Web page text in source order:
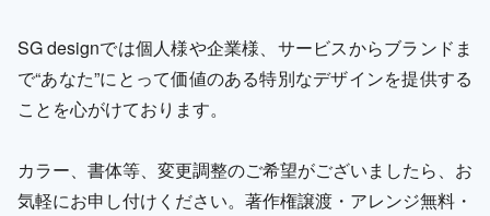
SG designでは個人様や企業様、サービスからブランドま
で“あなた”にとって価値のある特別なデザインを提供する
ことを心がけております。
カラー、書体等、変更調整のご希望がございましたら、お
気軽にお申し付けください。著作権譲渡・アレンジ無料・